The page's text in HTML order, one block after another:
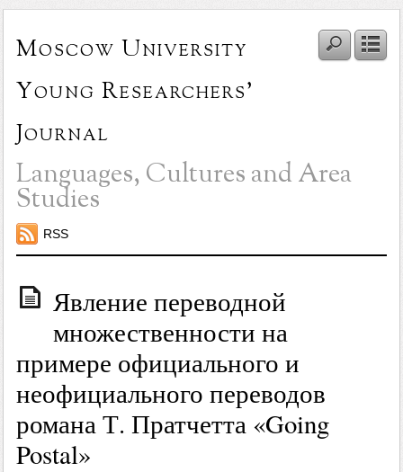
Moscow University
Young Researchers'
Journal
Languages, Cultures and Area
Studies
RSS
Явление переводной
множественности на
примере официального и
неофициального переводов
романа Т. Пратчетта «Going
Postal»